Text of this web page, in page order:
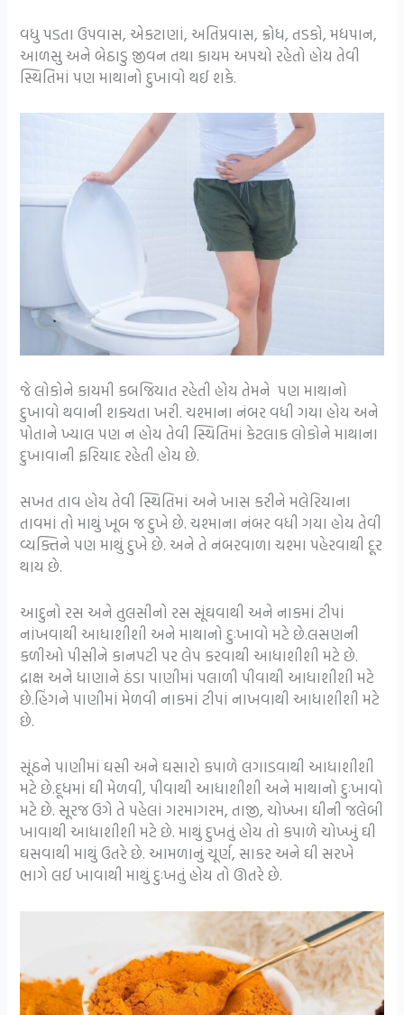
વધુ પડતા ઉપવાસ, એકટાણાં, અતિપ્રવાસ, ક્રોધ, તડકો, મદ્યપાન,
આળસુ અને બેઠાડુ જીવન તથા કાયમ અપચો રહેતો હોય તેવી
સ્થિતિમાં પણ માથાનો દુખાવો થઈ શકે.
જે લોકોને કાયમી કબજિયાત રહેતી હોય તેમને પણ માથાનો
દુખાવો થવાની શક્યતા ખરી. ચશ્માના નંબર વધી ગયા હોય અને
પોતાને ખ્યાલ પણ ન હોય તેવી સ્થિતિમાં કેટલાક લોકોને માથાના
દુખાવાની ફરિયાદ રહેતી હોય છે.
સખત તાવ હોય તેવી સ્થિતિમાં અને ખાસ કરીને મલેરિયાના
તાવમાં તો માથું ખૂબ જ દુખે છે. ચશ્માના નંબર વધી ગયા હોય તેવી
વ્યક્તિને પણ માથું દુખે છે. અને તે નંબરવાળા ચશ્મા પહેરવાથી દૂર
થાય છે.
આદુનો રસ અને તુલસીનો રસ સૂંઘવાથી અને નાકમાં ટીપાં
નાંખવાથી આધાશીશી અને માથાનો દુઃખાવો મટે છે.લસણની
કળીઓ પીસીને કાનપટી પર લેપ કરવાથી આધાશીશી મટે છે.
દ્રાક્ષ અને ધાણાને ઠંડા પાણીમાં પલાળી પીવાથી આધાશીશી મટે
છે.હિંગને પાણીમાં મેળવી નાકમાં ટીપાં નાખવાથી આધાશીશી મટે
છે.
સૂંઠને પાણીમાં ઘસી અને ઘસારો કપાળે લગાડવાથી આધાશીશી
મટે છે.દૂધમાં ઘી મેળવી, પીવાથી આધાશીશી અને માથાનો દુઃખાવો
મટે છે. સૂરજ ઉગે તે પહેલાં ગરમાગરમ, તાજી, ચોખ્ખા ઘીની જલેબી
ખાવાથી આધાશીશી મટે છે. માથું દુખતું હોય તો કપાળે ચોખ્ખું ઘી
ઘસવાથી માથું ઉતરે છે. આમળાનું ચૂર્ણ, સાકર અને ઘી સરખે
ભાગે લઈ ખાવાથી માથું દુઃખતું હોય તો ઊતરે છે.